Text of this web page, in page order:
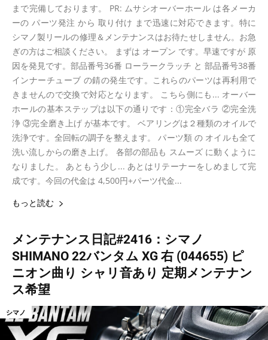
まで完備しております。 PR: ムサシオーバーホール は各メーカ
ーの パーツ発注 から 取り付け まで迅速に対応できます。特に
シマノ製リールの修理＆メンテナンスはお待たせしません。お急
ぎの方はご相談ください。 まずは オープン です。早速ですが 原
因を発見です。部品番号36番 ローラークラッチ と 部品番号38番
インナーチューブ の錆の発生です。これらのパーツは再利用で
きませんので交換で対応となります。 こちら側にも... オーバー
ホールの基本ステップは以下の通りです：①完全バラ ②完全洗
浄 ③完全磨き上げ が基本です。 ベアリングは２種類のオイルで
洗浄です。全回転の調子を整えます。 パーツ類 の オイルも全て
洗い流しからの磨き上げ。 各部の部品も スムーズ に動くように
なりました。 あともう少し... あとはリテーナーをしめまして完
成です。今回の代金は 4,500円+パーツ代金...
もっと読む
メンテナンス日記#2416：シマノ
SHIMANO 22バンタム XG 右 (044655) ピ
ニオン曲り シャリ音あり 定期メンテナン
ス希望
シマノ